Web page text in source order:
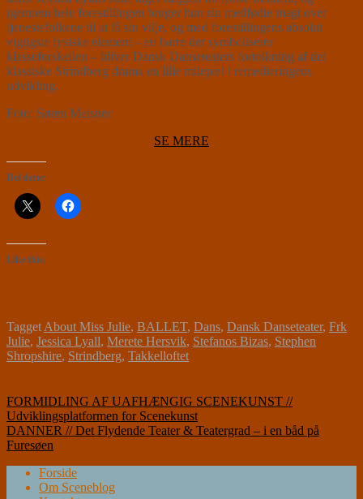
igennem hele forestillingen bruger hun sin medfødte magt over
tjenestefolkene til at få sin vilje, og med forestillingens absolut
vigtigste fysiske element – en barre der symboliserer
klasseforskellen – bliver Dansk Danseteaters fortolkning af det
klassiske Strindberg drama en lille milepæl i remedieringens
udvikling.
Foto: Søren Meisner
SE MERE
Del dette:
Like this:
Tagget About Miss Julie, BALLET, Dans, Dansk Danseteater, Frk
Julie, Jessica Lyall, Merete Hersvik, Stefanos Bizas, Stephen
Shropshire, Strindberg, Takkelloftet
Indlægsnavigation
FORMIDLING AF UAFHÆNGIG SCENEKUNST //
Udviklingsplatformen for Scenekunst
DANNER // Det Flydende Teater & Teatergrad – i en båd på
Furesøen
Forside
Om Sceneblog